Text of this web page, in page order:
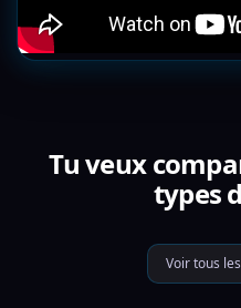
Tu veux
types
Voir tous